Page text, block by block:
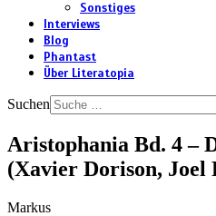
Sonstiges
Interviews
Blog
Phantast
Über Literatopia
Suchen
Aristophania Bd. 4 –
(Xavier Dorison, Joel
Markus